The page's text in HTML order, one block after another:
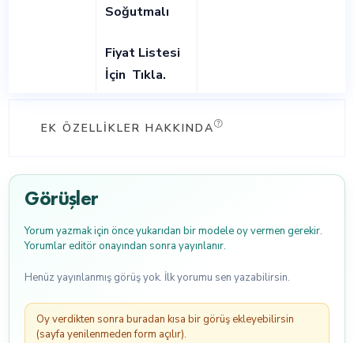
Soğutmalı
Fiyat Listesi
İçin Tıkla.
EK ÖZELLIKLER HAKKINDA
Görüşler
Yorum yazmak için önce yukarıdan bir modele oy vermen gerekir.
Yorumlar editör onayından sonra yayınlanır.
Henüz yayınlanmış görüş yok. İlk yorumu sen yazabilirsin.
Oy verdikten sonra buradan kısa bir görüş ekleyebilirsin
(sayfa yenilenmeden form açılır).